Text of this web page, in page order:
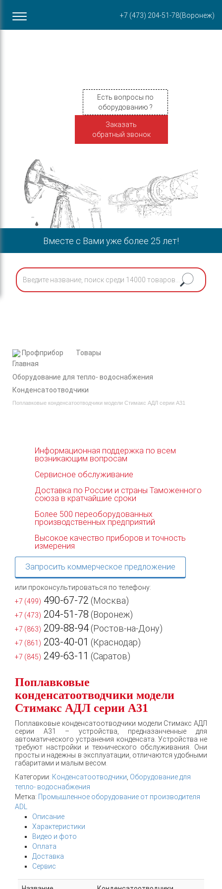
+7 (473) 204-51-78(Воронеж)
ул. Пирогова, 87Б
Есть вопросы по
оборудованию ?
Заказать
обратный звонок
Вместе с Вами уже более 25 лет!
Профприбор Товары
Оборудование для тепло- водоснабжения
Конденсатоотводчики
Поплавковые конденсатоотводчики модели Стимакс АДЛ серии A31
Информационная поддержка по всем
возникающим вопросам
Сервисное обслуживание
Доставка по России и страны Таможенного
союза в кратчайшие сроки
Более 500 переоборудованных
производственных предприятий
Высокое качество приборов и точность
измерения
Запросить коммерческое предложение
или проконсультироваться по телефону:
+7 (499) 490-67-72 (Москва)
+7 (473) 204-51-78 (Воронеж)
+7 (863) 209-88-94 (Ростов-на-Дону)
+7 (861) 203-40-01 (Краснодар)
+7 (845) 249-63-11 (Саратов)
Поплавковые
конденсатоотводчики модели
Стимакс АДЛ серии A31
Поплавковые конденсатоотводчики модели Стимакс АДЛ
серии A31 – устройства, предназанченные для
автоматического устранения конденсата. Устройства не
требуют настройки и технического обслуживания. Они
просты и надежны в эксплуатации, отличаются удобными
габаритами и малым весом.
Категории: Конденсатоотводчики Оборудование для
тепло- водоснабжения
Метка: Промышленное оборудование от производителя
ADL
Описание
Характеристики
Видео и фото
Оплата
Доставка
Сервис